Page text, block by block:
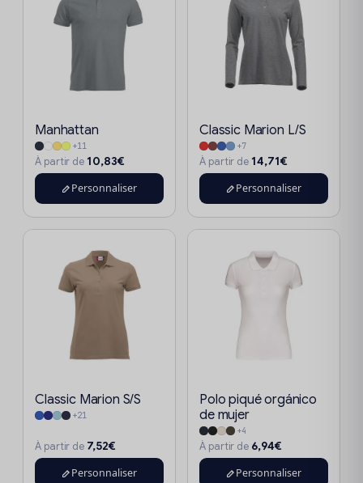
Manhattan
+11
À partir de 10,83€
Personnaliser
Classic Marion L/S
+7
À partir de 14,71€
Personnaliser
Classic Marion S/S
+21
À partir de 7,52€
Personnaliser
Polo piqué orgánico
de mujer
+4
À partir de 6,94€
Personnaliser